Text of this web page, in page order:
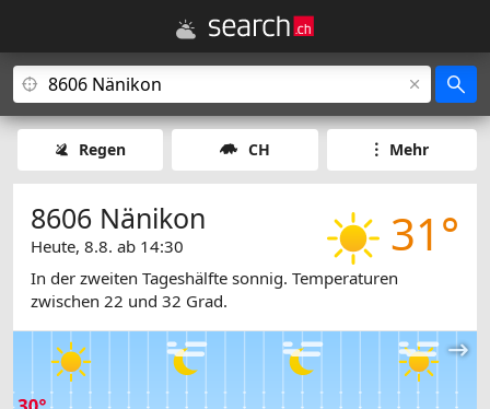
Regen CH Mehr
31°
8606 Nänikon
Heute, 8.8. ab 14:30
In der zweiten Tageshälfte sonnig. Temperaturen
zwischen 22 und 32 Grad.